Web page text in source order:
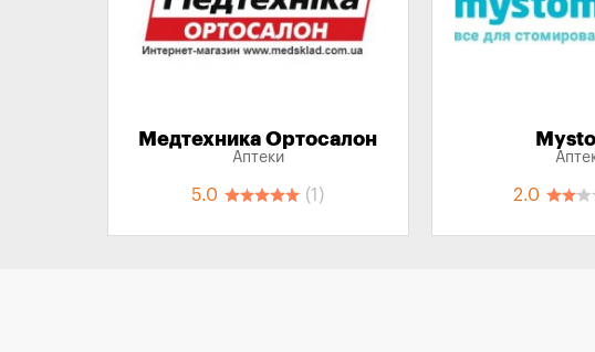
Медтехника Ортосалон
Аптеки
5.0 (1) 2.0